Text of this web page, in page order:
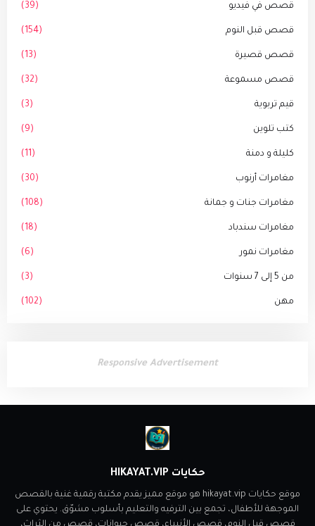
قصص في فيديو (39)
قصص قبل النوم (154)
قصص قصيرة (13)
قصص مسموعة (32)
قيم تربوية (3)
كتب تلوين (9)
كليلة و دمنة (11)
مغامرات أرنوب (30)
مغامرات جنات و جمانة (108)
مغامرات سندباد (18)
مغامرات نمور (6)
من 5 إلى 7 سنوات (3)
مهن (102)
Responsive Advertisement
حكايات HIKAYAT.VIP
موقع حكايات hikayat.vip هو موقع مميز يقدم مكتبة رقمية غنية بالقصص
الموجهة للأطفال، تجمع بين الترفيه والتعليم بأسلوب مشوّق. يحتوي على